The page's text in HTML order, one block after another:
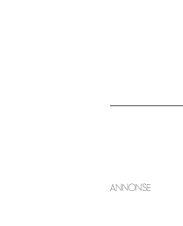
ANNONSE